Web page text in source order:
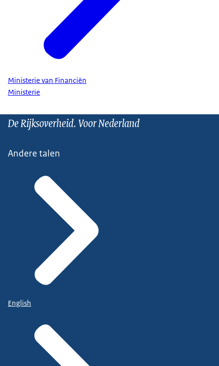
Ministerie van Financiën
Ministerie
De Rijksoverheid. Voor Nederland
Andere talen
English